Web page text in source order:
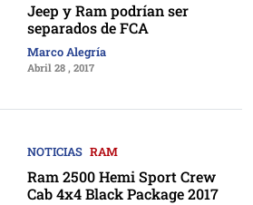
Jeep y Ram podrían ser
separados de FCA
Marco Alegría
Abril 28 , 2017
NOTICIAS RAM
Ram 2500 Hemi Sport Crew
Cab 4x4 Black Package 2017